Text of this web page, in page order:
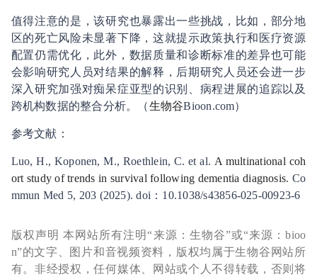
值得注意的是，该研究也暴露出一些挑战，比如，部分地
区的死亡风险未显著下降，这就提示政策执行和医疗资源
配置仍需优化，此外，数据质量和诊断标准的差异也可能
会影响研究人员对结果的解释，后期研究人员还会进一步
深入研究加强对痴呆症亚型的识别、病程进展的追踪以及
跨机构数据的整合分析。（生物谷Bioon.com）
参考文献：
Luo, H., Koponen, M., Roethlein, C. et al. A multinational coh
ort study of trends in survival following dementia diagnosis. Co
mmun Med 5, 203 (2025). doi：10.1038/s43856-025-00923-6
版权声明 本网站所有注明“来源：生物谷”或“来源：bioo
n”的文字、图片和音视频资料，版权均属于生物谷网站所
有。非经授权，任何媒体、网站或个人不得转载，否则将